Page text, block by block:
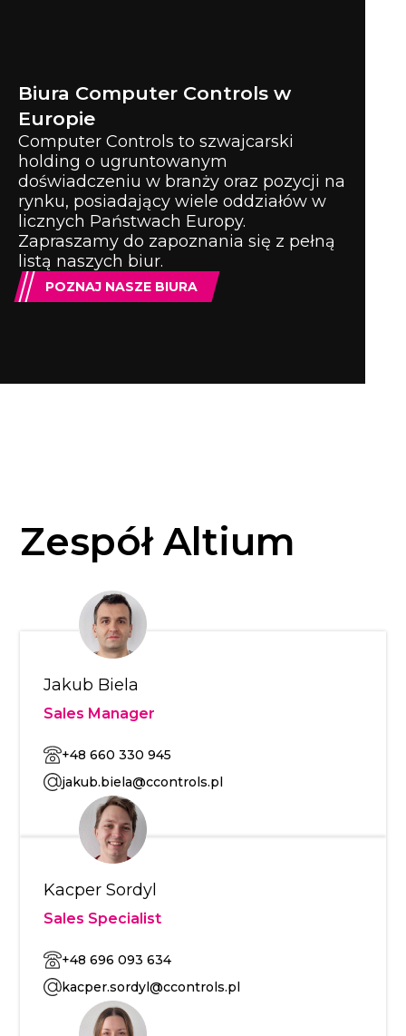
Biura Computer Controls w
Europie
Computer Controls to szwajcarski
holding o ugruntowanym
doświadczeniu w branży oraz pozycji na
rynku, posiadający wiele oddziałów w
licznych Państwach Europy.
Zapraszamy do zapoznania się z pełną
listą naszych biur.
POZNAJ NASZE BIURA
Zespół Altium
Jakub Biela
Sales Manager
+48 660 330 945
jakub.biela@ccontrols.pl
Kacper Sordyl
Sales Specialist
+48 696 093 634
kacper.sordyl@ccontrols.pl